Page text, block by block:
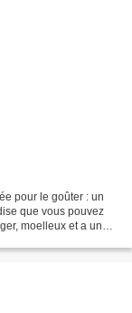
pour le goûter : un
que vous pouvez
moelleux et a un